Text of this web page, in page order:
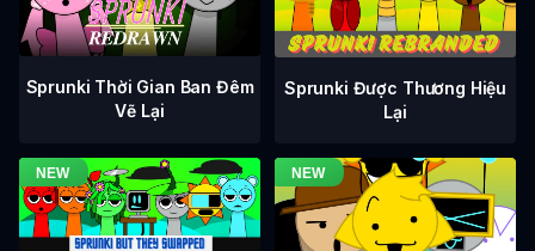
Sprunki Thời Gian Ban Đêm
Vẽ Lại
Sprunki Được Thương Hiệu
Lại